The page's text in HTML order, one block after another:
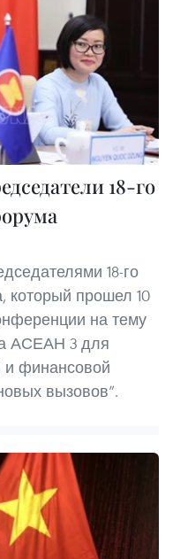
18-го
18-го
который прошел 10
на тему
АСЕАН 3 для
и финансовой
вызовов”.